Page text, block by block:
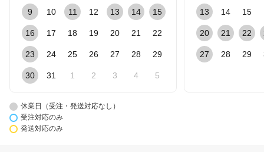
9 10 11 12 13 14 15
16 17 18 19 20 21 22
23 24 25 26 27 28 29
30 31 1 2 3 4 5
13 14 15
20 21 22
27 28 29
休業日（受注・発送対応なし）
受注対応のみ
発送対応のみ